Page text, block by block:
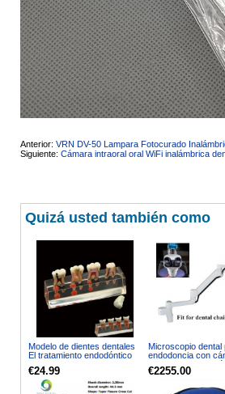
Anterior: VRN DV-50 Lampara Fotocurado
Siguiente: Cámara intraoral oral WiFi inalámbrica
Quizá usted también como
Modelo de dientes dentales
El tratamiento endodóntico
modelo anatómico M4018-01
€24.99
Microscopio dental
endodoncia con
para unidad de
€2255.00